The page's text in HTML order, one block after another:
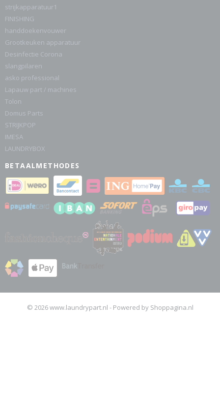
strijkapparatuur1
FINISHING
handdoekenvouwer
Grootkeuken apparatuur
Desinfectie Corona
slangpilaren
asko professional
Lapauw part / machines
Tolon
Domus Parts
STRIJKPOP
IMESA
LAUNDRYBOX
BETAALMETHODES
© 2026 www.laundrypart.nl - Powered by Shoppagina.nl